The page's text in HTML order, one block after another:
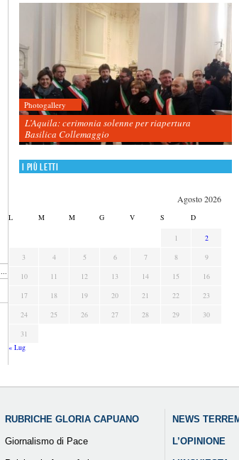
...
Photogallery
L’Aquila: cerimonia solenne per riapertura
Basilica Collemaggio
I più letti
Agosto 2026
L M M G V S D
1
2
3
4 5 6 7 8
9
10
11 12 13 14 15
16
17
18 19 20 21 22
23
24
25 26 27 28 29
30
31
« Lug
RUBRICHE GLORIA CAPUANO
Giornalismo di Pace
NEWS
L’OPINIONE